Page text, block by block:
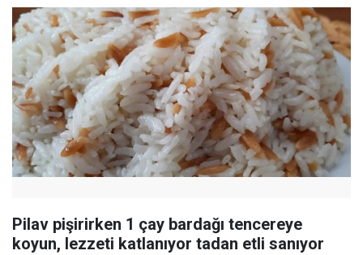
Pilav pişirirken 1 çay bardağı tencereye
koyun, lezzeti katlanıyor tadan etli sanıyor